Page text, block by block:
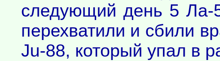
следующий день 5 Ла-
перехватили и сбили
Ju-88, который упал в